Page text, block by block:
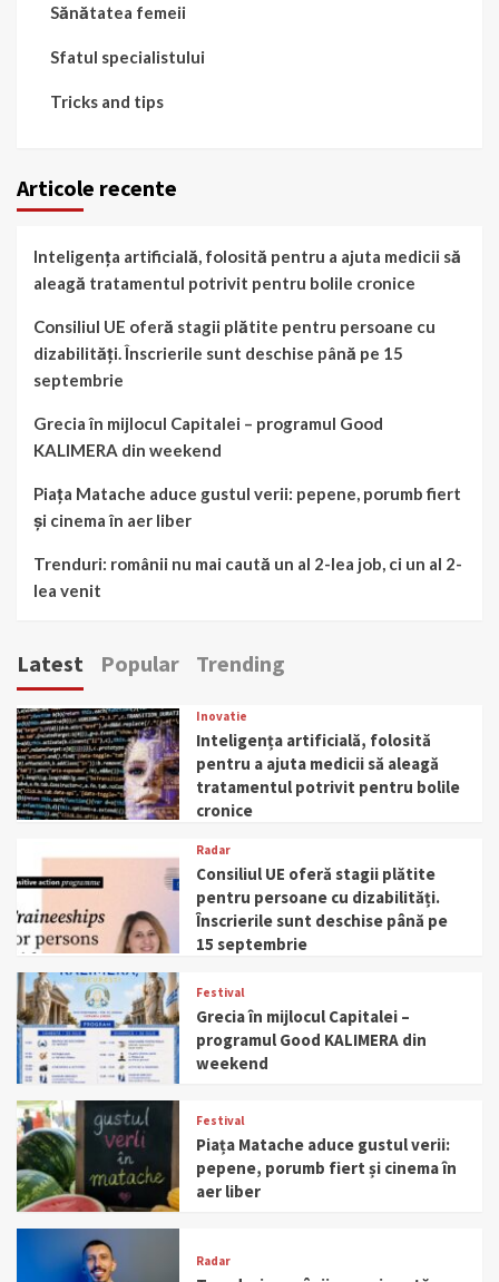
Sănătatea femeii
Sfatul specialistului
Tricks and tips
Articole recente
Inteligența artificială, folosită pentru a ajuta medicii să
aleagă tratamentul potrivit pentru bolile cronice
Consiliul UE oferă stagii plătite pentru persoane cu
dizabilități. Înscrierile sunt deschise până pe 15
septembrie
Grecia în mijlocul Capitalei – programul Good
KALIMERA din weekend
Piața Matache aduce gustul verii: pepene, porumb fiert
și cinema în aer liber
Trenduri: românii nu mai caută un al 2-lea job, ci un al 2-
lea venit
Latest Popular Trending
Inovatie
Inteligența artificială, folosită
pentru a ajuta medicii să aleagă
tratamentul potrivit pentru bolile
cronice
Radar
Consiliul UE oferă stagii plătite
pentru persoane cu dizabilități.
Înscrierile sunt deschise până pe
15 septembrie
Festival
Grecia în mijlocul Capitalei –
programul Good KALIMERA din
weekend
Festival
Piața Matache aduce gustul verii:
pepene, porumb fiert și cinema în
aer liber
Radar